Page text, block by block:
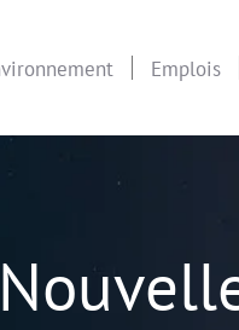
Emplois